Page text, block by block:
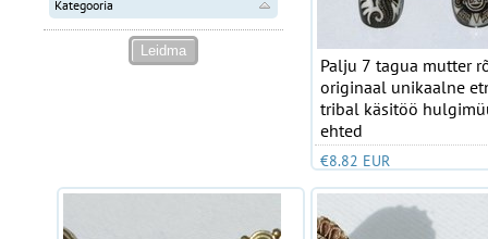
Kategooria
Palju 7 tagua mutter
originaal unikaalne
tribal käsitöö
ehted
€8.82 EUR